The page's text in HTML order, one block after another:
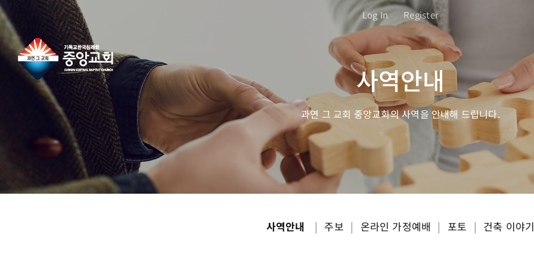
콘
텐
츠
로
Log In Register
사역안내
과연 그 교회 중앙교회의 사역을 안내해 드립니다.
사역안내 | 주보 | 온라인 가정예배 | 포토 | 건축 이야